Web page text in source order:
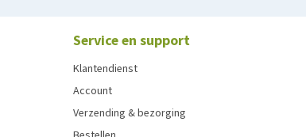
Service en support
Klantendienst
Account
Verzending & bezorging